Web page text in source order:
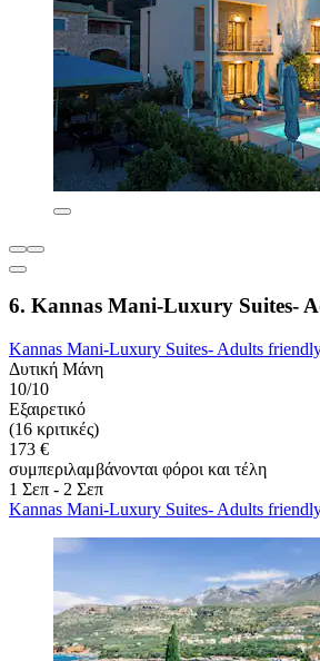
6. Kannas Mani-Luxury Suites-
Kannas Mani-Luxury Suites- Adults
Δυτική Μάνη
10/10
Εξαιρετικό
(16 κριτικές)
173 €
συμπεριλαμβάνονται φόροι και τέλη
1 Σεπ - 2 Σεπ
Kannas Mani-Luxury Suites- Adults